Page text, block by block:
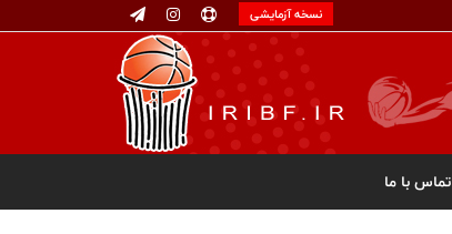
نسخه آزمایشی
تماس با ما